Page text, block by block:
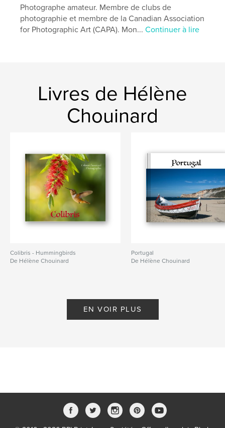
Pointe-Pelée
Photographe amateur. Membre de clubs de
photographie et membre de la Canadian Association
for Photographic Art (CAPA). Mon...Continuer à lire
Livres de Hélène
Chouinard
Colibris - Hummingbirds
De Hélène Chouinard
Portugal
De Hélène Chouinard
EN VOIR PLUS